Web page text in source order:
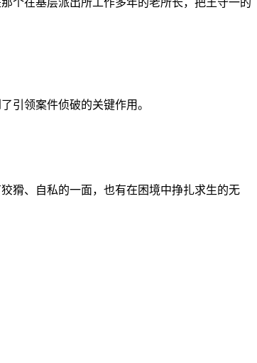
引领案件侦破的关键作用。
猾、自私的一面，也有在困境中挣扎求生的无